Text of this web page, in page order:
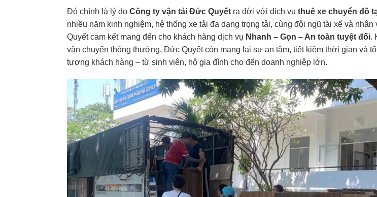
Đó chính là lý do Công ty vận tải Đức Quyết ra đời với dịch vụ thuê xe chuyển đồ
nhiều năm kinh nghiệm, hệ thống xe tải đa dạng trọng tải, cùng đội ngũ tài xế và
Quyết cam kết mang đến cho khách hàng dịch vụ Nhanh – Gọn – An toàn tuyệt đối.
vận chuyển thông thường, Đức Quyết còn mang lại sự an tâm, tiết kiệm thời gian và
tượng khách hàng – từ sinh viên, hộ gia đình cho đến doanh nghiệp lớn.